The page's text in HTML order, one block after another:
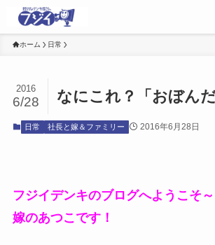
ホーム 日常
なにこれ？「おぼん
2016
6/28
日常 社長と嫁＆ファミリー 2016年6月28日
フジイデンキのブログへようこそ
嫁のあつこです！